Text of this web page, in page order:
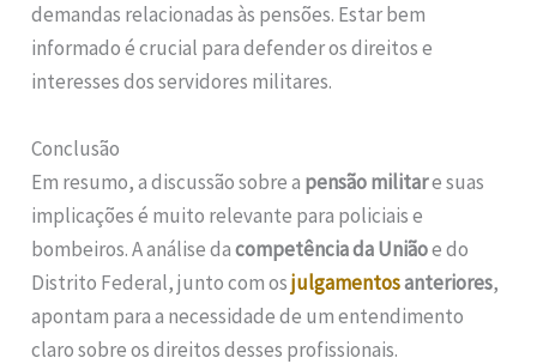
demandas relacionadas às pensões. Estar bem
informado é crucial para defender os direitos e
interesses dos servidores militares.
Conclusão
Em resumo, a discussão sobre a pensão militare suas
implicações é muito relevante para policiais e
bombeiros. A análise dacompetência da Uniãoe do
Distrito Federal, junto com osjulgamentosanteriores,
apontam para a necessidade de um entendimento
claro sobre os direitos desses profissionais.